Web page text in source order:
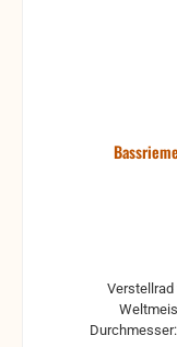
Durchmesser: ca. 45,1 mm Gewindesteigung: grob